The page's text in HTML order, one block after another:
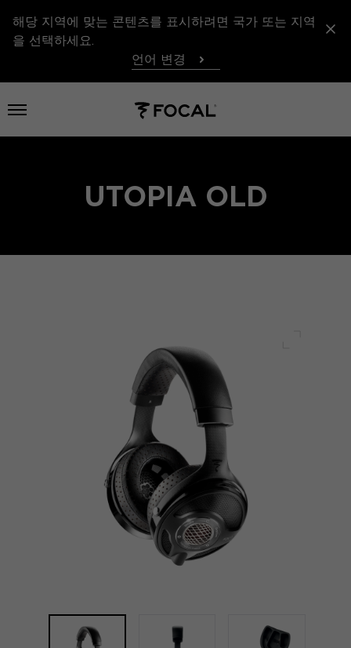
해당 지역에 맞는 콘텐츠를 표시하려면 국가 또는 지역
을 선택하세요.
언어 변경
메뉴 열기
UTOPIA OLD